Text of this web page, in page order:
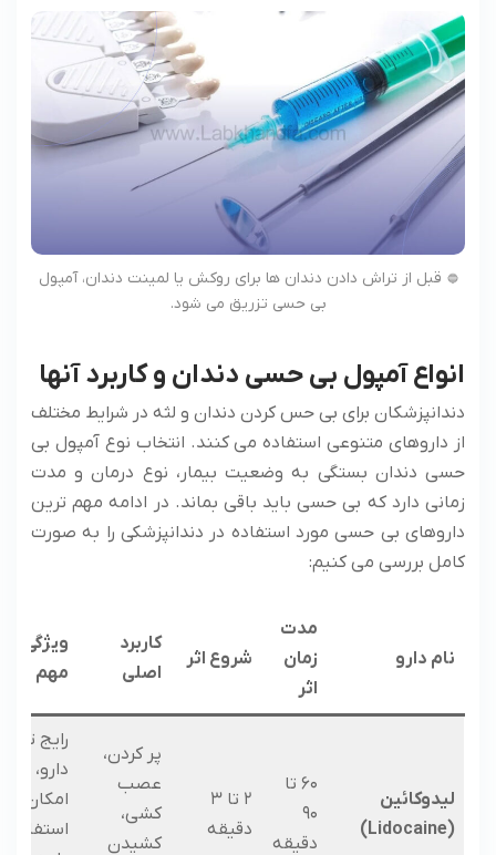
قبل از تراش دادن دندان ها برای روکش یا لمینت دندان، آمپول
بی حسی تزریق می شود.
انواع آمپول بی حسی دندان و کاربرد آنها
دندانپزشکان برای بی حس کردن دندان و لثه در شرایط مختلف
از داروهای متنوعی استفاده می‌ کنند. انتخاب نوع آمپول بی
حسی دندان بستگی به وضعیت بیمار، نوع درمان و مدت
زمانی دارد که بی حسی باید باقی بماند. در ادامه مهم ترین
داروهای بی حسی مورد استفاده در دندانپزشکی را به صورت
کامل بررسی می‌ کنیم:
نام دارو
مدت
زمان
اثر
شروع اثر
کاربرد
اصلی
مهم
لیدوکائین
(Lidocaine)
۶۰ تا
۹۰
دقیقه
۲ تا ۳
دقیقه
پر کردن،
عصب
کشی،
کشیدن
رایج ترین
دارو،
امکان
استفاده